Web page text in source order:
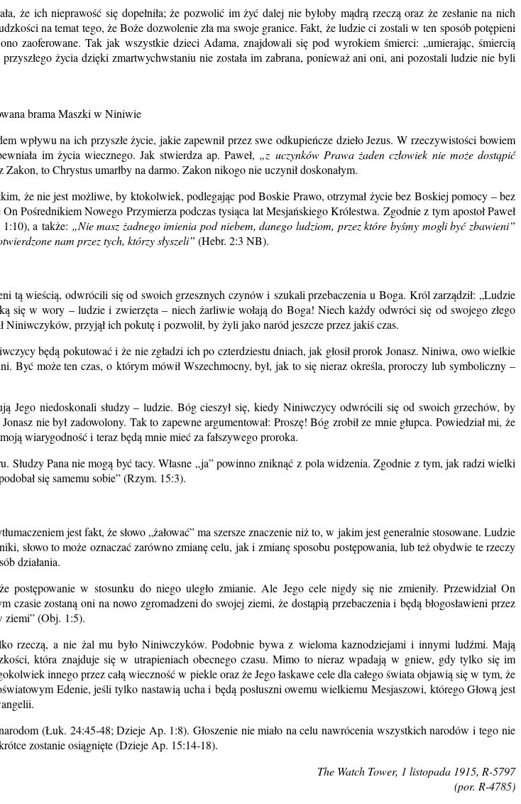
ich nieprawość się dopełniła; że pozwolić im żyć dalej nie byłoby mądrą rzeczą oraz że zesłanie na nich
na temat tego, że Boże dozwolenie zła ma swoje granice. Fakt, że ludzie ci zostali w ten sposób potępieni
zaoferowane. Tak jak wszystkie dzieci Adama, znajdowali się pod wyrokiem śmierci: „umierając, śmiercią
życia dzięki zmartwychwstaniu nie została im zabrana, ponieważ ani oni, ani pozostali ludzie nie byli
brama Maszki w Niniwie
wpływu na ich przyszłe życie, jakie zapewnił przez swe odkupieńcze dzieło Jezus. W rzeczywistości bowiem
im życia wiecznego. Jak stwierdza ap. Paweł, „z uczynków Prawa żaden człowiek nie może dostąpić
to Chrystus umarłby na darmo. Zakon nikogo nie uczynił doskonałym.
że nie jest możliwe, by ktokolwiek, podlegając pod Boskie Prawo, otrzymał życie bez Boskiej pomocy – bez
Pośrednikiem Nowego Przymierza podczas tysiąca lat Mesjańskiego Królestwa. Zgodnie z tym apostoł Paweł
a także: „Nie masz żadnego imienia pod niebem, danego ludziom, przez które byśmy mogli być zbawieni”
nam przez tych, którzy słyszeli” (Hebr. 2:3 NB).
tą wieścią, odwrócili się od swoich grzesznych czynów i szukali przebaczenia u Boga. Król zarządził: „Ludzie
się w wory – ludzie i zwierzęta – niech żarliwie wołają do Boga! Niech każdy odwróci się od swojego złego
przyjął ich pokutę i pozwolił, by żyli jako naród jeszcze przez jakiś czas.
będą pokutować i że nie zgładzi ich po czterdziestu dniach, jak głosił prorok Jonasz. Niniwa, owo wielkie
Być może ten czas, o którym mówił Wszechmocny, był, jak to się nieraz określa, proroczy lub symboliczny –
Jego niedoskonali słudzy – ludzie. Bóg cieszył się, kiedy Niniwczycy odwrócili się od swoich grzechów, by
nie był zadowolony. Tak to zapewne argumentował: Proszę! Bóg zrobił ze mnie głupca. Powiedział mi, że
wiarygodność i teraz będą mnie mieć za fałszywego proroka.
Słudzy Pana nie mogą być tacy. Własne „ja” powinno zniknąć z pola widzenia. Zgodnie z tym, jak radzi wielki
się samemu sobie” (Rzym. 15:3).
jest fakt, że słowo „żałować” ma szersze znaczenie niż to, w jakim jest generalnie stosowane. Ludzie
słowo to może oznaczać zarówno zmianę celu, jak i zmianę sposobu postępowania, lub też obydwie te rzeczy
działania.
w stosunku do niego uległo zmianie. Ale Jego cele nigdy się nie zmieniły. Przewidział On
zostaną oni na nowo zgromadzeni do swojej ziemi, że dostąpią przebaczenia i będą błogosławieni przez
ziemi” (Obj. 1:5).
rzeczą, a nie żal mu było Niniwczyków. Podobnie bywa z wieloma kaznodziejami i innymi ludźmi. Mają
która znajduje się w utrapieniach obecnego czasu. Mimo to nieraz wpadają w gniew, gdy tylko się im
innego przez całą wieczność w piekle oraz że Jego łaskawe cele dla całego świata objawią się w tym, że
Edenie, jeśli tylko nastawią ucha i będą posłuszni owemu wielkiemu Mesjaszowi, którego Głową jest
(Łuk. 24:45‑48; Dzieje Ap. 1:8). Głoszenie nie miało na celu nawrócenia wszystkich narodów i tego nie
zostanie osiągnięte (Dzieje Ap. 15:14‑18).
The Watch Tower, 1 listopada 1915, R-5797
(por. R-4785)